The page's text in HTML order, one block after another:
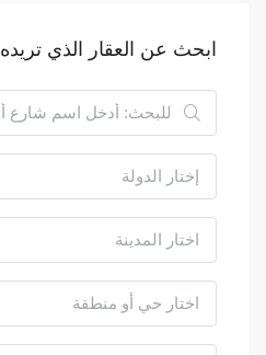
ابحث عن العقار الذي تريده
إختار الدولة
اختار المدينة
اختار حي أو منطقة